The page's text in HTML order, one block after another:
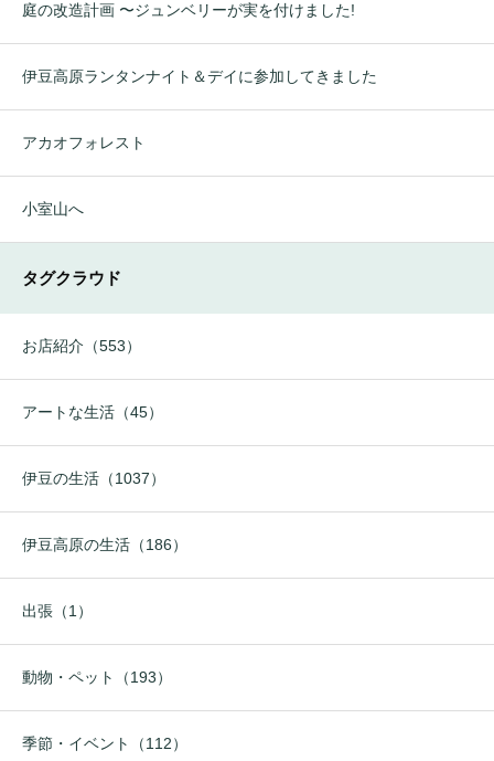
庭の改造計画 〜ジュンベリーが実を付けました!
伊豆高原ランタンナイト＆デイに参加してきました
アカオフォレスト
小室山へ
タグクラウド
お店紹介（553）
アートな生活（45）
伊豆の生活（1037）
伊豆高原の生活（186）
出張（1）
動物・ペット（193）
季節・イベント（112）